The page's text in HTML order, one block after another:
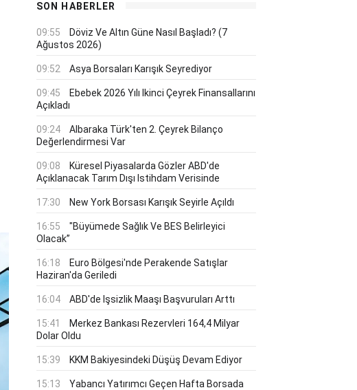
SON HABERLER
09:55
Döviz Ve Altın Güne Nasıl Başladı? (7
Ağustos 2026)
09:52 Asya Borsaları Karışık Seyrediyor
09:45
Ebebek 2026 Yılı Ikinci Çeyrek Finansallarını
Açıkladı
09:24
Albaraka Türk'ten 2. Çeyrek Bilanço
Değerlendirmesi Var
09:08
Küresel Piyasalarda Gözler ABD'de
Açıklanacak Tarım Dışı Istihdam Verisinde
17:30 New York Borsası Karışık Seyirle Açıldı
16:55
"Büyümede Sağlık Ve BES Belirleyici
Olacak”
16:18
Euro Bölgesi'nde Perakende Satışlar
Haziran'da Geriledi
16:04 ABD'de Işsizlik Maaşı Başvuruları Arttı
15:41
Merkez Bankası Rezervleri 164,4 Milyar
Dolar Oldu
15:39 KKM Bakiyesindeki Düşüş Devam Ediyor
15:13
Yabancı Yatırımcı Geçen Hafta Borsada